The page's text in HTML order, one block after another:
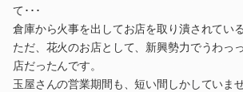
て･･･
倉庫から火事を出してお店を取り潰されてい
ただ、花火のお店として、新興勢力でうわっ
店だったんです。
玉屋さんの営業期間も、短い間しかしていま